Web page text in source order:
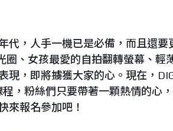
代，人手一機已是必備，而且還
圈、女孩最愛的自拍翻轉螢幕、輕
現，即將擄獲大家的心。現在，
程，粉絲們只要帶著一顆熱情的心
來報名參加吧！